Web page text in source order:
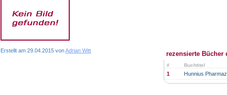
rezensierte Bücher
# Buchtitel
1 Hunnius
Erstellt am 29.04.2015 vonAdrian Witt